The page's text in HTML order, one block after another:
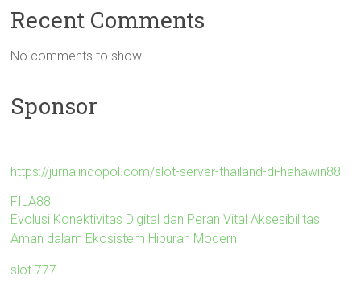
Recent Comments
No comments to show.
Sponsor
https://jurnalindopol.com/slot-server-thailand-di-hahawin88
FILA88
Evolusi Konektivitas Digital dan Peran Vital Aksesibilitas
Aman dalam Ekosistem Hiburan Modern
slot 777